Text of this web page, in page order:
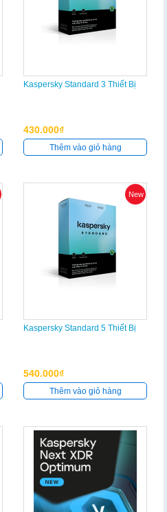
Kaspersky Standard 3 Thiết Bị
430.000₫
Thêm vào giỏ hàng
New
Kaspersky Standard 5 Thiết Bị
540.000₫
Thêm vào giỏ hàng